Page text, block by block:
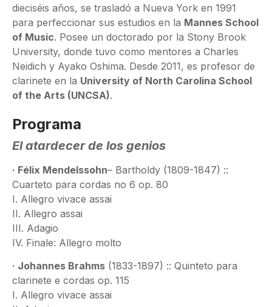
dieciséis años, se trasladó a Nueva York en 1991
para perfeccionar sus estudios en la Mannes School
of Music. Posee un doctorado por la Stony Brook
University, donde tuvo como mentores a Charles
Neidich y Ayako Oshima. Desde 2011, es profesor de
clarinete en la University of North Carolina School
of the Arts (UNCSA).
Programa
El atardecer de los genios
· Félix Mendelssohn– Bartholdy (1809-1847) ::
Cuarteto para cordas no 6 op. 80
I. Allegro vivace assai
II. Allegro assai
III. Adagio
IV. Finale: Allegro molto
· Johannes Brahms (1833-1897) :: Quinteto para
clarinete e cordas op. 115
I. Allegro vivace assai